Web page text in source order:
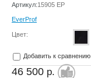
Артикул:15905 EP
EverProf
Цвет:
Добавить к сравнению
46 500 р.